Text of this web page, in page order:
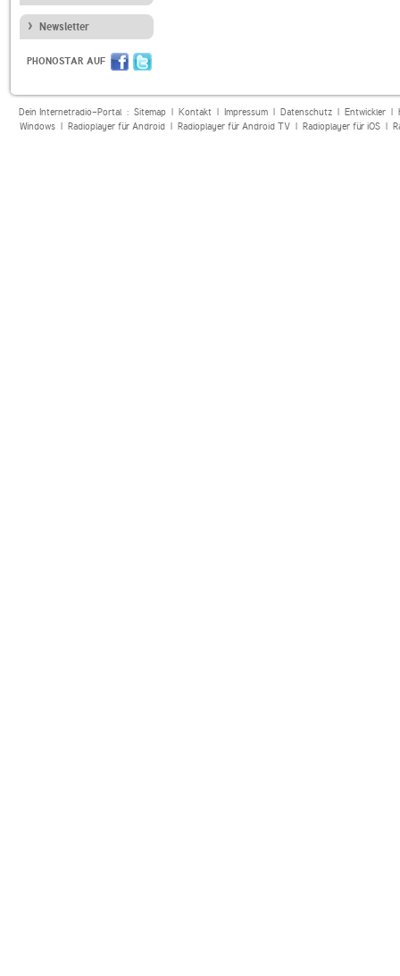
Newsletter
PHONOSTAR AUF
Dein Internetradio-Portal : Sitemap| Kontakt| Impressum| Datenschutz| Entwickler|
Windows| Radioplayer für Android| Radioplayer für Android TV| Radioplayer für iOS|